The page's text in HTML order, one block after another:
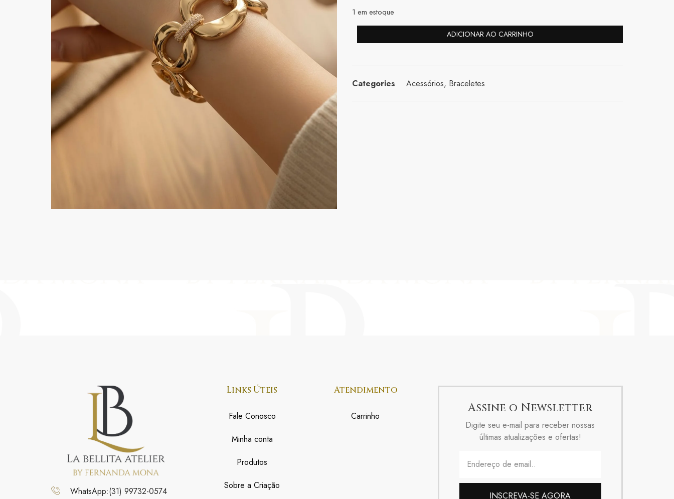
1 em estoque
ADICIONAR AO CARRINHO
Categories Acessórios, Braceletes
WhatsApp:(31) 99732-0574
Links Úteis
Fale Conosco
Minha conta
Produtos
Sobre a Criação
Atendimento
Carrinho
Assine o Newsletter
Digite seu e-mail para receber nossas
últimas atualizações e ofertas!
INSCREVA-SE AGORA